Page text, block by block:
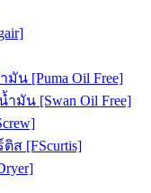
น [Puma Oil Free]
มัน [Swan Oil Free]
ส [FScurtis]